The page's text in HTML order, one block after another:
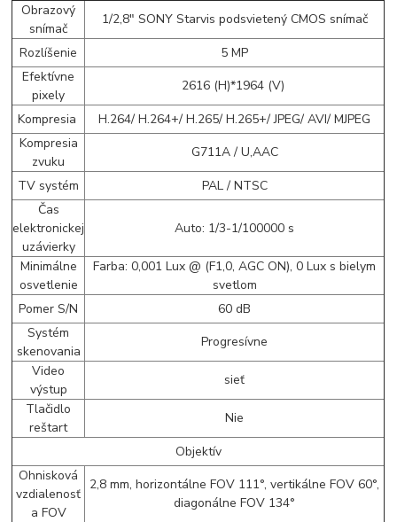
Obrazový
snímač
1/2,8" SONY Starvis podsvietený CMOS snímač
Rozlíšenie
5 MP
Efektívne
pixely
2616 (H)*1964 (V)
Kompresia
H.264/ H.264+/ H.265/ H.265+/ JPEG/ AVI/ MJPEG
Kompresia
zvuku
G711A / U,AAC
TV systém
PAL / NTSC
Čas
elektronickej
uzávierky
Auto: 1/3-1/100000 s
Minimálne
osvetlenie
Farba: 0,001 Lux @ (F1,0, AGC ON), 0 Lux s bielym
svetlom
Pomer S/N
60 dB
Systém
skenovania
Progresívne
Video
výstup
sieť
Tlačidlo
reštart
Nie
Objektív
Ohnisková
vzdialenosť
a FOV
2,8 mm, horizontálne FOV 111°, vertikálne FOV 60°,
diagonálne FOV 134°